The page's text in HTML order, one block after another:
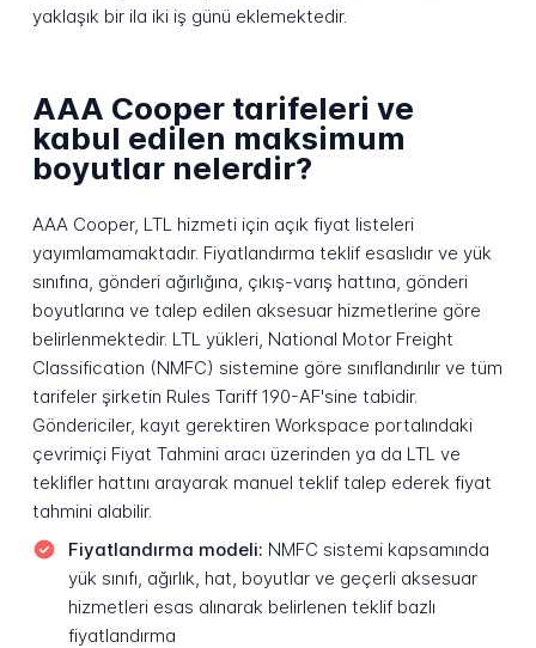
yaklaşık bir ila iki iş günü eklemektedir.
AAA Cooper tarifeleri ve
kabul edilen maksimum
boyutlar nelerdir?
AAA Cooper, LTL hizmeti için açık fiyat listeleri
yayımlamamaktadır. Fiyatlandırma teklif esaslıdır ve yük
sınıfına, gönderi ağırlığına, çıkış-varış hattına, gönderi
boyutlarına ve talep edilen aksesuar hizmetlerine göre
belirlenmektedir. LTL yükleri, National Motor Freight
Classification (NMFC) sistemine göre sınıflandırılır ve tüm
tarifeler şirketin Rules Tariff 190-AF'sine tabidir.
Göndericiler, kayıt gerektiren Workspace portalındaki
çevrimiçi Fiyat Tahmini aracı üzerinden ya da LTL ve
teklifler hattını arayarak manuel teklif talep ederek fiyat
tahmini alabilir.
Fiyatlandırma modeli: NMFC sistemi kapsamında
yük sınıfı, ağırlık, hat, boyutlar ve geçerli aksesuar
hizmetleri esas alınarak belirlenen teklif bazlı
fiyatlandırma